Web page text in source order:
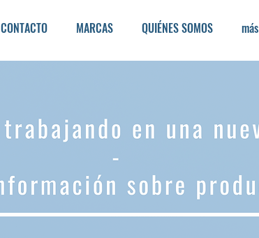
CONTACTO MARCAS QUIÉNES SOMOS más
No tenemos productos
para mostrar en este momento.